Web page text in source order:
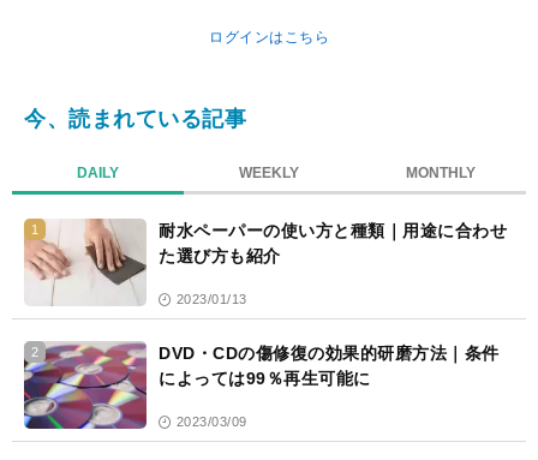
ログインはこちら
今、読まれている記事
DAILY WEEKLY MONTHLY
1
耐水ペーパーの使い方と種類｜用途に合わせ
た選び方も紹介
2023/01/13
2
DVD・CDの傷修復の効果的研磨方法｜条件
によっては99％再生可能に
2023/03/09